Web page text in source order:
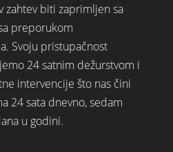
zahtev biti zaprimljen sa
preporukom
Svoju pristupačnost
24 satnim dežurstvom i
intervencije što nas čini
24 sata dnevno, sedam
u godini.